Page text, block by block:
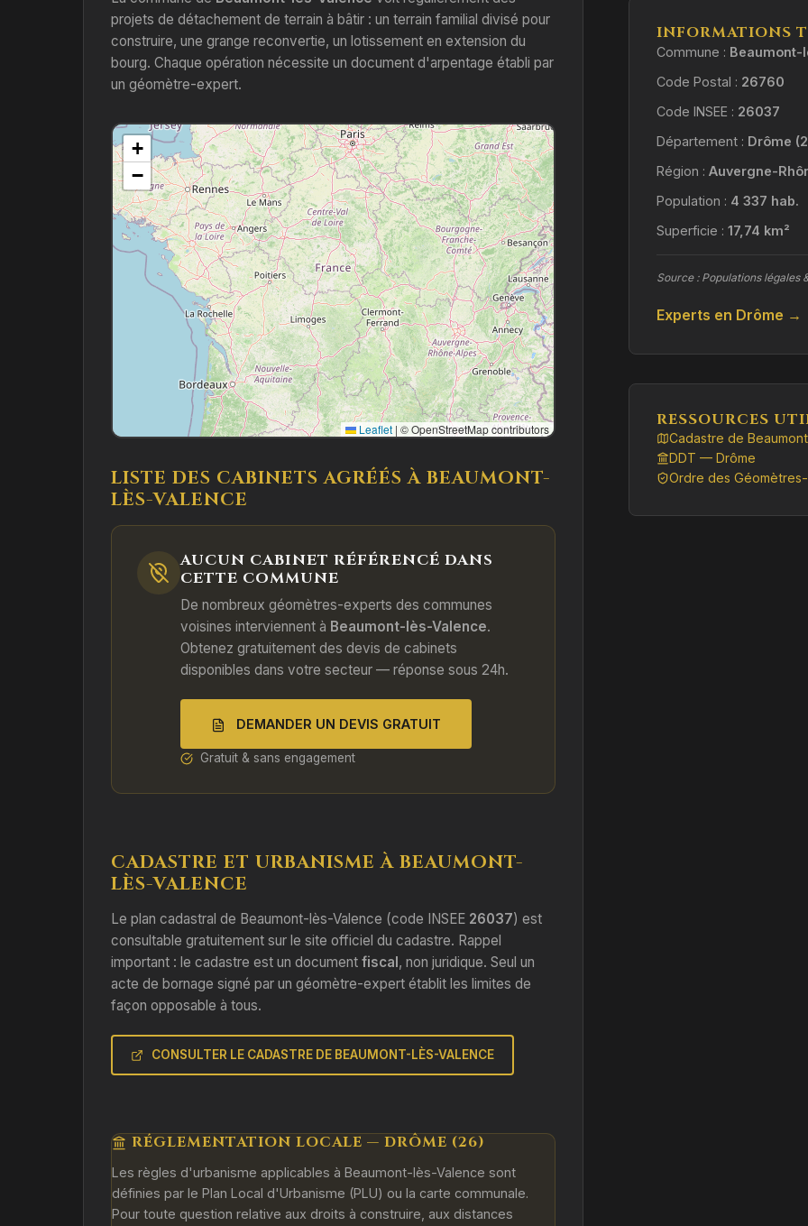
projets de détachement de terrain à bâtir : un terrain familial divisé pour
construire, une grange reconvertie, un lotissement en extension du
bourg. Chaque opération nécessite un document d'arpentage établi par
un géomètre-expert.
+
−
Leaflet | © OpenStreetMap contributors
LISTE DES CABINETS AGRÉÉS À BEAUMONT-
LÈS-VALENCE
AUCUN CABINET RÉFÉRENCÉ DANS
CETTE COMMUNE
De nombreux géomètres-experts des communes
voisines interviennent à Beaumont-lès-Valence.
Obtenez gratuitement des devis de cabinets
disponibles dans votre secteur — réponse sous 24h.
DEMANDER UN DEVIS GRATUIT
Gratuit & sans engagement
CADASTRE ET URBANISME À BEAUMONT-
LÈS-VALENCE
Le plan cadastral de Beaumont-lès-Valence (code INSEE 26037) est
consultable gratuitement sur le site officiel du cadastre. Rappel
important : le cadastre est un document fiscal, non juridique. Seul un
acte de bornage signé par un géomètre-expert établit les limites de
façon opposable à tous.
CONSULTER LE CADASTRE DE BEAUMONT-LÈS-VALENCE
RÉGLEMENTATION LOCALE — DRÔME (26)
Les règles d'urbanisme applicables à Beaumont-lès-Valence sont
définies par le Plan Local d'Urbanisme (PLU) ou la carte communale.
Pour toute question relative aux droits à construire, aux distances
INFORMATIONS
Commune : Beaumont-
Code Postal : 26760
Code INSEE : 26037
Département : Drôme
Région : Auvergne-
Population : 4 337 hab.
Superficie : 17,74 km²
Source : Populations légales
Experts en Drôme →
RESSOURCES
Cadastre de
DDT — Drôme
Ordre des